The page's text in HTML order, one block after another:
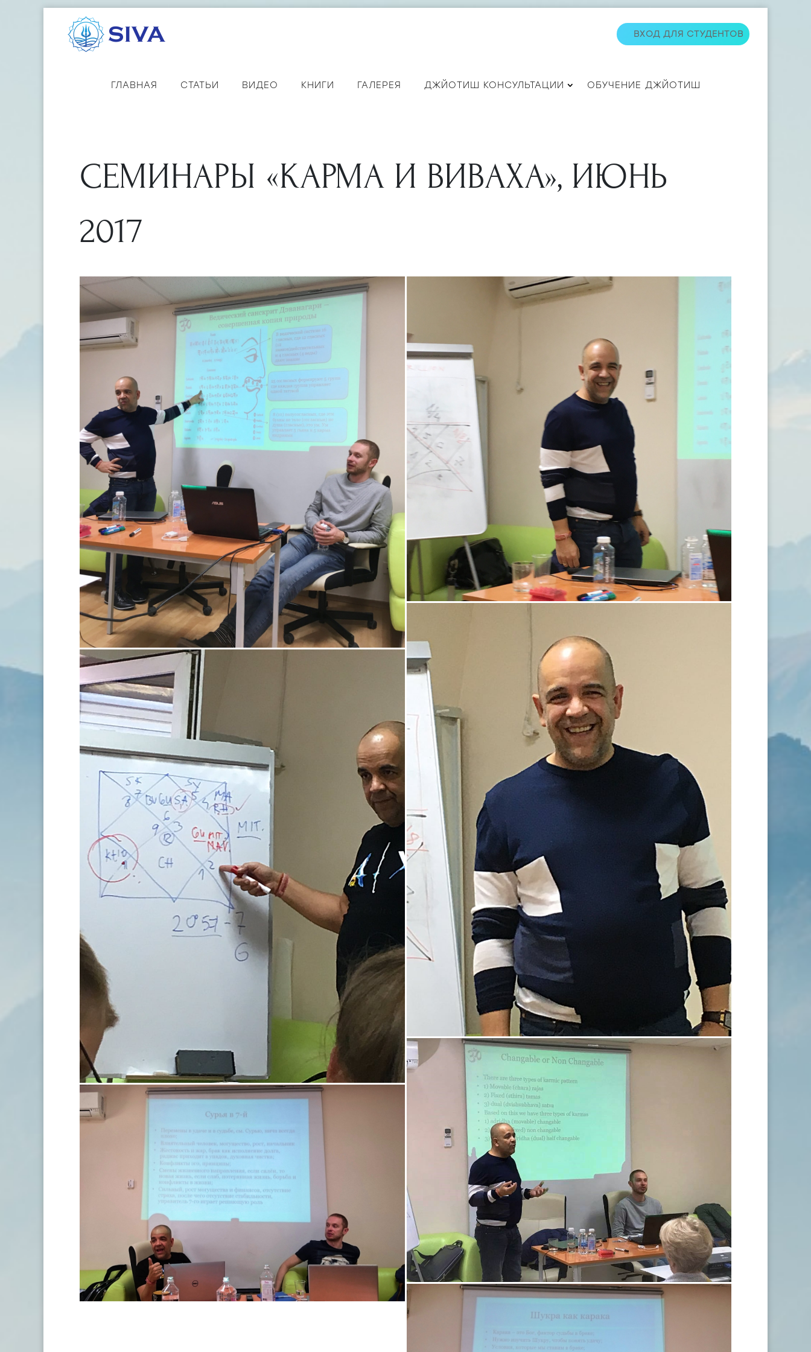
ВХОД ДЛЯ СТУДЕНТОВ
ГЛАВНАЯ СТАТЬИ ВИДЕО КНИГИ ГАЛЕРЕЯ ДЖЙОТИШ КОНСУЛЬТАЦИИ ОБУЧЕНИЕ ДЖЙОТИШ
СЕМИНАРЫ «КАРМА И ВИВАХА», ИЮНЬ
2017